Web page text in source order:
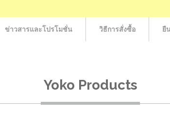
ข่าวสารและโปรโมชั่น วิธีการสั่งซื้อ ยื
Yoko Products